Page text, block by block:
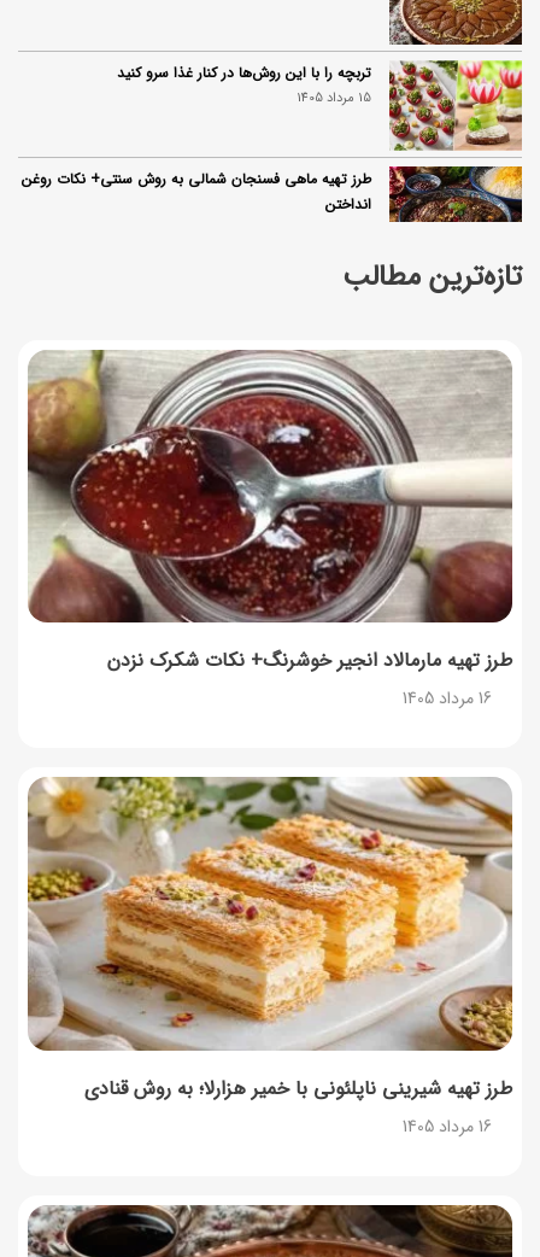
تازه‌ترین مطالب
طرز تهیه مارمالاد انجیر خوشرنگ+ نکات شکرک نزدن
16 مرداد 1405
طرز تهیه شیرینی ناپلئونی با خمیر هزارلا؛ به روش قنادی
16 مرداد 1405
تربچه را با این روش‌ها در کنار غذا سرو کنید
15 مرداد 1405
طرز تهیه ماهی فسنجان شمالی به روش سنتی+ نکات روغن
انداختن
۱۰ خواص آلو؛ فواید شگفت‌انگیز این میوه برای سلامت بدن
فردا ۱۵ مرداد کالابرگ این افراد واریز می‌شود
14 مرداد 1405
زمان شارژ کالابرگ تغییر کرد؛ جزئیات برنامه جدید واریز اعتبار
در مرداد
14 مرداد 1405
توصیه‌های مهم برای دفع انواع حشرات در خانه
14 مرداد 1405
طرز تهیه پنکیک با شیره انگور؛ صبحانه‌ای سالم و انرژی‌بخش
14 مرداد 1405
۳۵ لیست غذاهای جدید و متفاوت؛ برای ناهار و مهمانی
14 مرداد 1405